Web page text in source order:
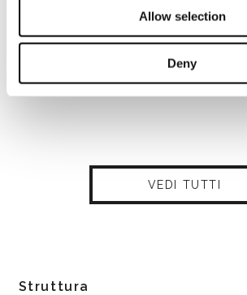
Allow selection
Deny
VEDI TUTTI
Struttura